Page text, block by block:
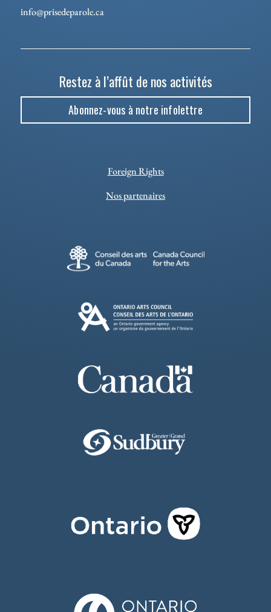
info@prisedeparole.ca
Restez à l’affût de nos activités
Abonnez-vous à notre infolettre
Foreign Rights
Nos partenaires